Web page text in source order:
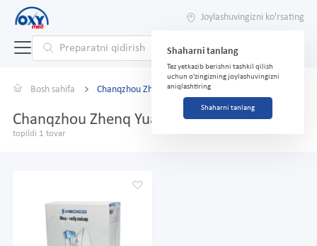
Joylashuvingizni ko'rsating
Shaharni tanlang
Tez yetkazib berishni tashkil qilish
uchun o'zingizning joylashuvingizni
aniqlashtiring
Shaharni tanlang
Bosh sahifa Chanqzhou Zhenq Yuan Medical
Chanqzhou Zhenq Yuan Medical
topildi 1 tovar